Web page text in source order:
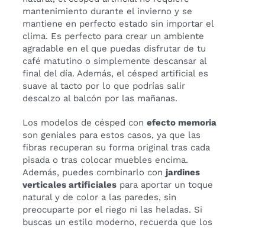
mantenimiento durante el invierno y se
mantiene en perfecto estado sin importar el
clima. Es perfecto para crear un ambiente
agradable en el que puedas disfrutar de tu
café matutino o simplemente descansar al
final del día. Además, el césped artificial es
suave al tacto por lo que podrías salir
descalzo al balcón por las mañanas.
Los modelos de césped conefecto memoria
son geniales para estos casos, ya que las
fibras recuperan su forma original tras cada
pisada o tras colocar muebles encima.
Además, puedes combinarlo conjardines
verticales artificiales para aportar un toque
natural y de color a las paredes, sin
preocuparte por el riego ni las heladas. Si
buscas un estilo moderno, recuerda que los